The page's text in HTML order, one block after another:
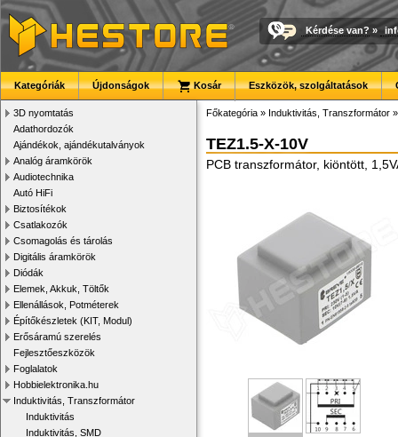
Kérdése van? »
Kategóriák Újdonságok Kosár Eszközök, szolgáltatások
3D nyomtatás
Adathordozók
Ajándékok, ajándékutalványok
Analóg áramkörök
Audiotechnika
Autó HiFi
Biztosítékok
Csatlakozók
Csomagolás és tárolás
Digitális áramkörök
Diódák
Elemek, Akkuk, Töltők
Ellenállások, Potméterek
Építőkészletek (KIT, Modul)
Erősáramú szerelés
Fejlesztőeszközök
Foglalatok
Hobbielektronika.hu
Induktivitás, Transzformátor
Induktivitás
Induktivitás, SMD
Főkategória » Induktivitás, Transzformátor
TEZ1.5-X-10V
PCB transzformátor, kiöntött,